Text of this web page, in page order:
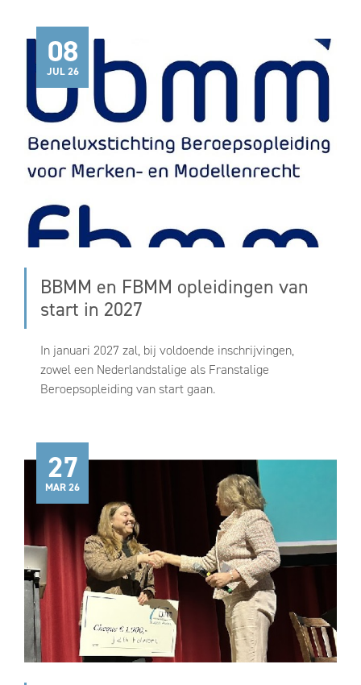
08
JUL 26
BBMM en FBMM opleidingen van
start in 2027
In januari 2027 zal, bij voldoende inschrijvingen,
zowel een Nederlandstalige als Franstalige
Beroepsopleiding van start gaan.
27
MAR 26